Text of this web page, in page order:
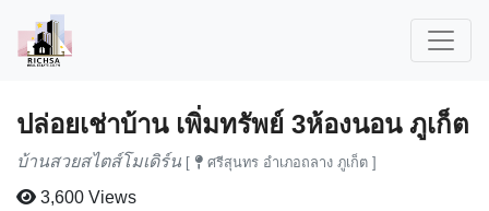
ปล่อยเช่าบ้าน เพิ่มทรัพย์ 3ห้องนอน ภูเก็ต
บ้านสวยสไตส์โมเดิร์น [ ศรีสุนทร อำเภอถลาง ภูเก็ต ]
3,600 Views